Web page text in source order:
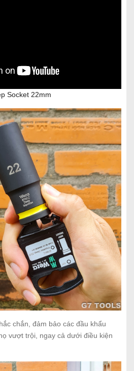
Socket 22mm
chắn, đảm bảo các đầu khẩu
vượt trội, ngay cả dưới điều kiện